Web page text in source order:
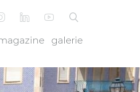
galerie